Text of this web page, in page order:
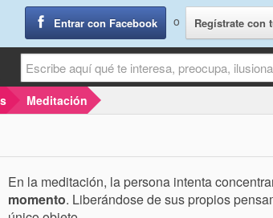
Entrar con Facebook o Regístrate con
Meditación
En la meditación, la persona intenta
momento. Liberándose de sus propios